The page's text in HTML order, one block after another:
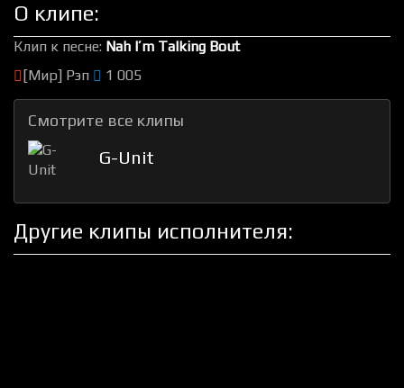
О клипе:
Клип к песне: Nah I’m Talking Bout
[Мир] Рэп
1 005
Смотрите все клипы
G-Unit
Другие клипы исполнителя: